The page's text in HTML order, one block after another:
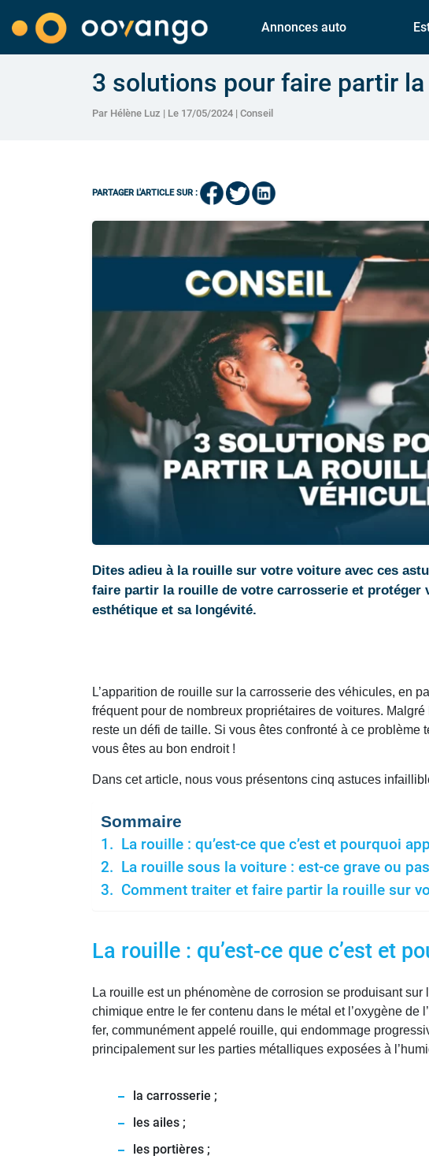
Annonces auto
3 solutions pour faire partir
Par Hélène Luz | Le 17/05/2024 | Conseil
PARTAGER L'ARTICLE SUR :
Dites adieu à la rouille sur votre voiture avec ces
faire partir la rouille de votre carrosserie et protéger
esthétique et sa longévité.
L’apparition de rouille sur la carrosserie des véhicules, en
fréquent pour de nombreux propriétaires de voitures.
reste un défi de taille. Si vous êtes confronté à ce
vous êtes au bon endroit !
Dans cet article, nous vous présentons cinq astuces
Sommaire
La rouille : qu’est-ce que c’est et pourquoi
La rouille sous la voiture : est-ce grave ou
Comment traiter et faire partir la rouille sur
La rouille : qu’est-ce que c’est et
La rouille est un phénomène de corrosion se produisant
chimique entre le fer contenu dans le métal et l’oxygène de
fer, communément appelé rouille, qui endommage
principalement sur les parties métalliques exposées à
la carrosserie ;
les ailes ;
les portières ;